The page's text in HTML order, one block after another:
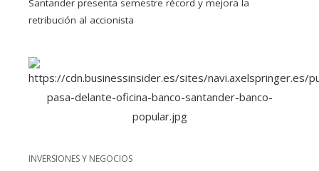
Santander presenta semestre récord y mejora la
retribución al accionista
INVERSIONES Y NEGOCIOS